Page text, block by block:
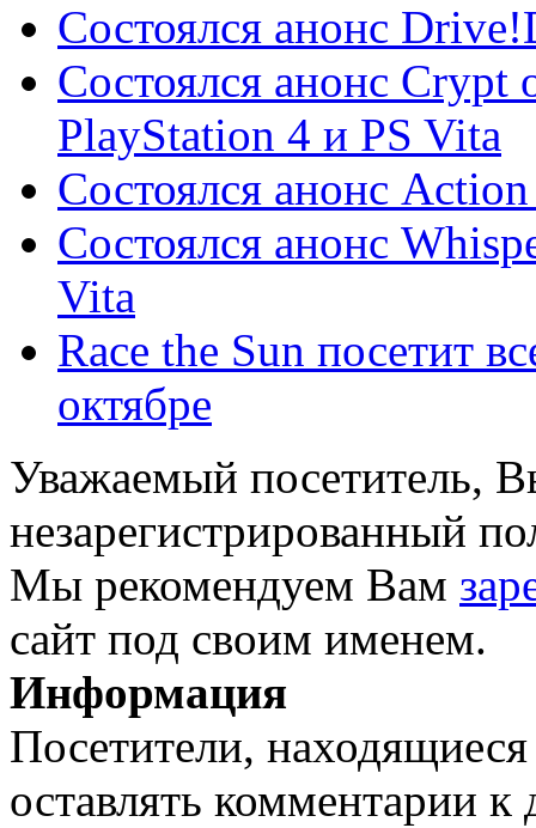
Состоялся анонс
Состоялся анонс Crypt
PlayStation 4 и PS Vita
Состоялся анонс
Состоялся анонс
Vita
Race the Sun посетит
октябре
Уважаемый посетитель,
незарегистрированный
Мы рекомендуем Вам
сайт под своим именем.
Информация
Посетители,
оставлять комментарии